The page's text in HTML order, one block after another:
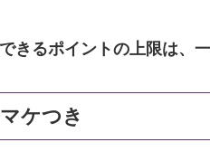
きるポイントの上限は、
ケつき